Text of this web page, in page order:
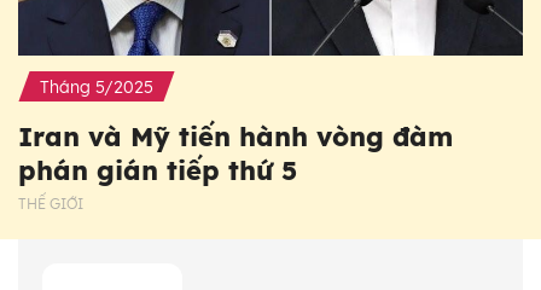
Tháng 5/2025
Iran và Mỹ tiến hành vòng đàm
phán gián tiếp thứ 5
THẾ GIỚI